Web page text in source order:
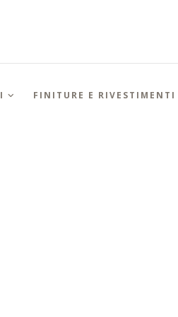
FINITURE E RIVESTIMENTI